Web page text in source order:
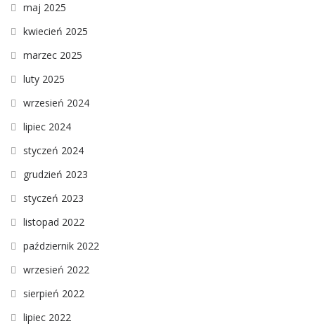
maj 2025
kwiecień 2025
marzec 2025
luty 2025
wrzesień 2024
lipiec 2024
styczeń 2024
grudzień 2023
styczeń 2023
listopad 2022
październik 2022
wrzesień 2022
sierpień 2022
lipiec 2022